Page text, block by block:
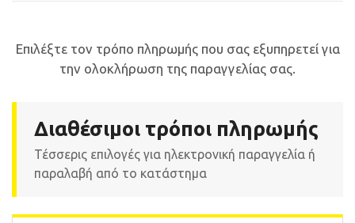
Επιλέξτε τον τρόπο πληρωμής που σας εξυπηρετεί για
την ολοκλήρωση της παραγγελίας σας.
Διαθέσιμοι τρόποι πληρωμής
Τέσσερις επιλογές για ηλεκτρονική παραγγελία ή
παραλαβή από το κατάστημα